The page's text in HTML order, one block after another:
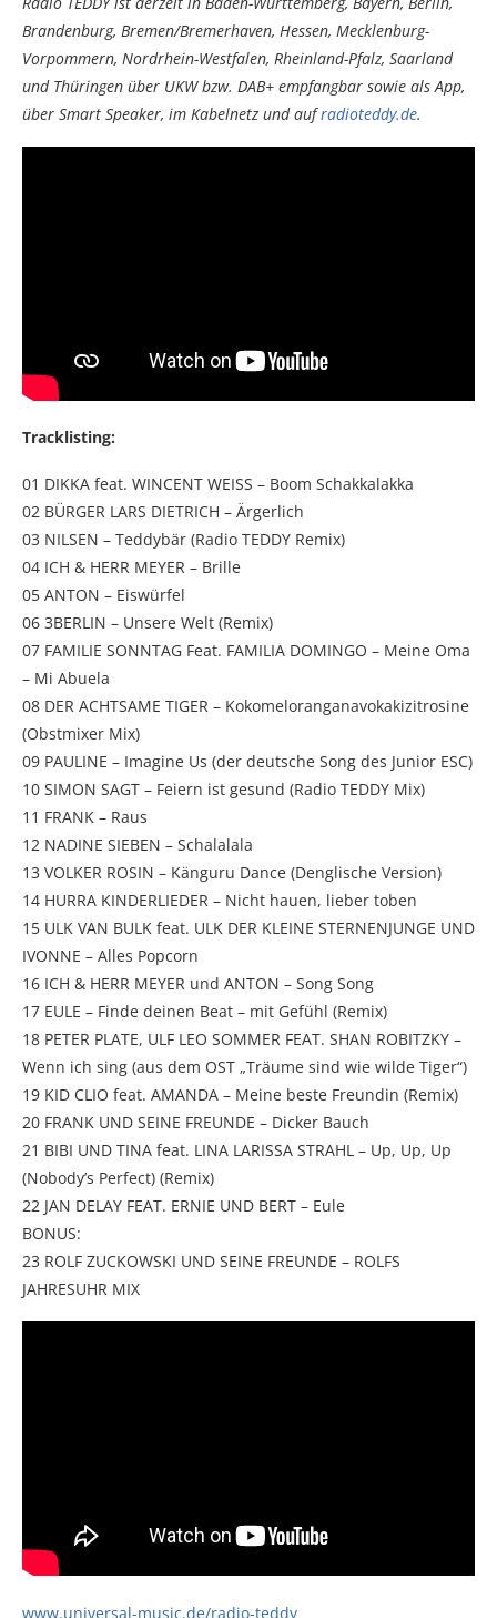
Brandenburg, Bremen/Bremerhaven, Hessen, Mecklenburg-
Vorpommern, Nordrhein-Westfalen, Rheinland-Pfalz, Saarland
und Thüringen über UKW bzw. DAB+ empfangbar sowie als App,
über Smart Speaker, im Kabelnetz und aufradioteddy.de.
Tracklisting:
01 DIKKA feat. WINCENT WEISS – Boom Schakkalakka
02 BÜRGER LARS DIETRICH – Ärgerlich
03 NILSEN – Teddybär (Radio TEDDY Remix)
04 ICH & HERR MEYER – Brille
05 ANTON – Eiswürfel
06 3BERLIN – Unsere Welt (Remix)
07 FAMILIE SONNTAG Feat. FAMILIA DOMINGO – Meine Oma
– Mi Abuela
08 DER ACHTSAME TIGER – Kokomeloranganavokakizitrosine
(Obstmixer Mix)
09 PAULINE – Imagine Us (der deutsche Song des Junior ESC)
10 SIMON SAGT – Feiern ist gesund (Radio TEDDY Mix)
11 FRANK – Raus
12 NADINE SIEBEN – Schalalala
13 VOLKER ROSIN – Känguru Dance (Denglische Version)
14 HURRA KINDERLIEDER – Nicht hauen, lieber toben
15 ULK VAN BULK feat. ULK DER KLEINE STERNENJUNGE UND
IVONNE – Alles Popcorn
16 ICH & HERR MEYER und ANTON – Song Song
17 EULE – Finde deinen Beat – mit Gefühl (Remix)
18 PETER PLATE, ULF LEO SOMMER FEAT. SHAN ROBITZKY –
Wenn ich sing (aus dem OST „Träume sind wie wilde Tiger“)
19 KID CLIO feat. AMANDA – Meine beste Freundin (Remix)
20 FRANK UND SEINE FREUNDE – Dicker Bauch
21 BIBI UND TINA feat. LINA LARISSA STRAHL – Up, Up, Up
(Nobody’s Perfect) (Remix)
22 JAN DELAY FEAT. ERNIE UND BERT – Eule
BONUS:
23 ROLF ZUCKOWSKI UND SEINE FREUNDE – ROLFS
JAHRESUHR MIX
www.universal-music.de/radio-teddy